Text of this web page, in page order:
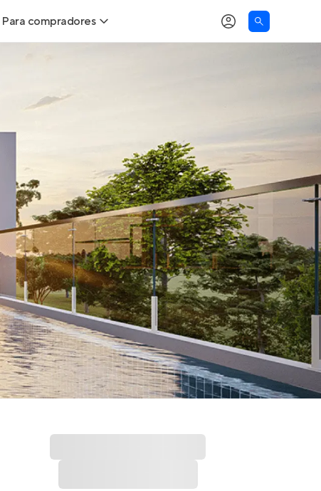
Para compradores
Calcule seu Poder de Compra
Correção do INCC
Simulador de Financiamento
Encontre um corretor